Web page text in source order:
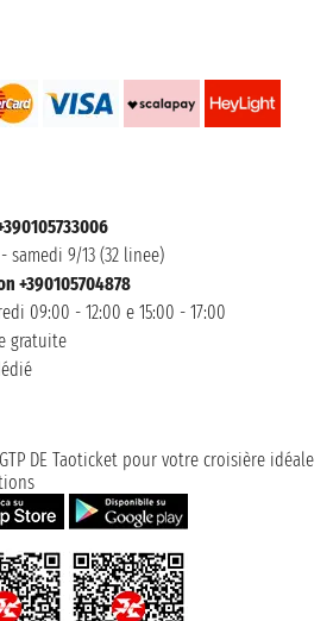
samedi 9/13 (32 linee)
+390105704878
09:00 - 12:00 e 15:00 - 17:00
gratuite
DE Taoticket pour votre croisière idéale